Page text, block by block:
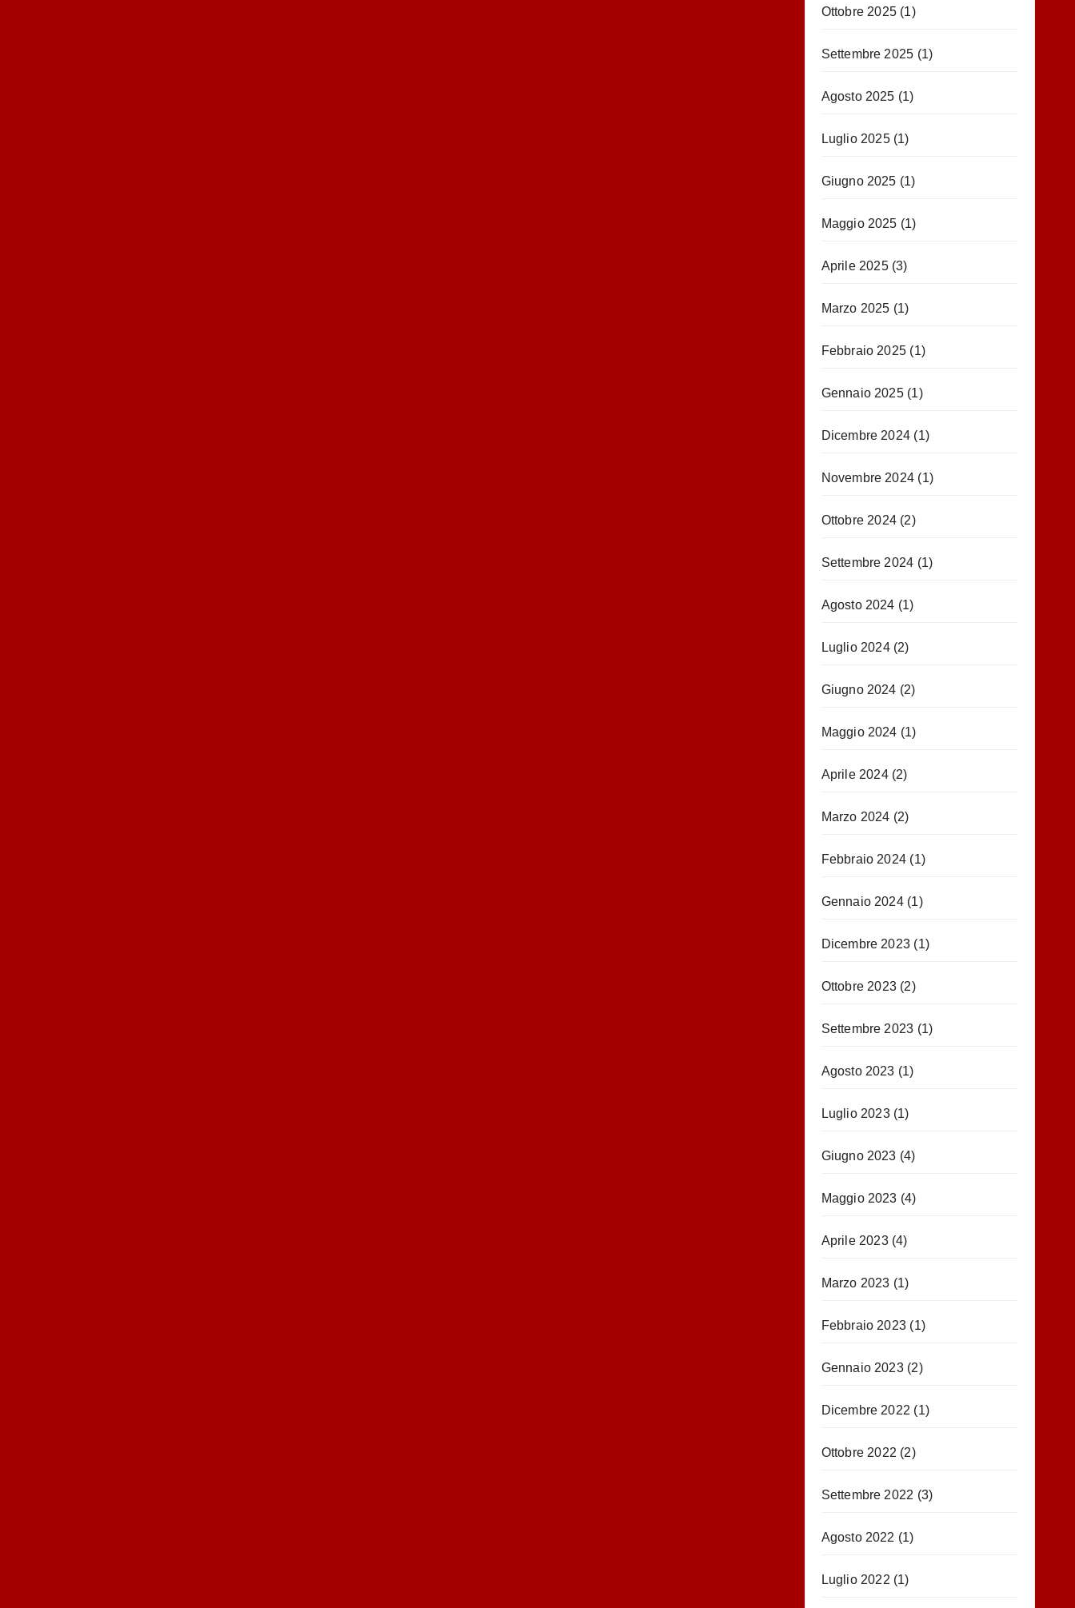
Ottobre 2025(1)
Settembre 2025 (1)
Agosto 2025 (1)
Luglio 2025(1)
Giugno 2025 (1)
Maggio 2025 (1)
Aprile 2025(3)
Marzo 2025 (1)
Febbraio 2025 (1)
Gennaio 2025(1)
Dicembre 2024 (1)
Novembre 2024 (1)
Ottobre 2024(2)
Settembre 2024 (1)
Agosto 2024 (1)
Luglio 2024(2)
Giugno 2024 (2)
Maggio 2024 (1)
Aprile 2024(2)
Marzo 2024 (2)
Febbraio 2024 (1)
Gennaio 2024(1)
Dicembre 2023 (1)
Ottobre 2023(2)
Settembre 2023 (1)
Agosto 2023 (1)
Luglio 2023(1)
Giugno 2023 (4)
Maggio 2023 (4)
Aprile 2023(4)
Marzo 2023 (1)
Febbraio 2023 (1)
Gennaio 2023(2)
Dicembre 2022 (1)
Ottobre 2022 (2)
Settembre 2022 (3)
Agosto 2022 (1)
Luglio 2022 (1)